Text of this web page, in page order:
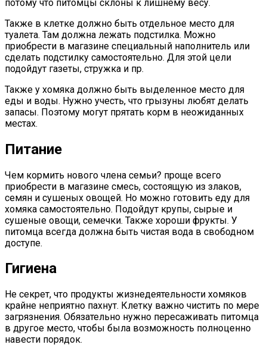
потому что питомцы склоны к лишнему весу.
Также в клетке должно быть отдельное место для
туалета. Там должна лежать подстилка. Можно
приобрести в магазине специальный наполнитель или
сделать подстилку самостоятельно. Для этой цели
подойдут газеты, стружка и пр.
Также у хомяка должно быть выделенное место для
еды и воды. Нужно учесть, что грызуны любят делать
запасы. Поэтому могут прятать корм в неожиданных
местах.
Питание
Чем кормить нового члена семьи? проще всего
приобрести в магазине смесь, состоящую из злаков,
семян и сушеных овощей. Но можно готовить еду для
хомяка самостоятельно. Подойдут крупы, сырые и
сушеные овощи, семечки. Также хороши фрукты. У
питомца всегда должна быть чистая вода в свободном
доступе.
Гигиена
Не секрет, что продукты жизнедеятельности хомяков
крайне неприятно пахнут. Клетку важно чистить по мере
загрязнения. Обязательно нужно пересаживать питомца
в другое место, чтобы была возможность полноценно
навести порядок.